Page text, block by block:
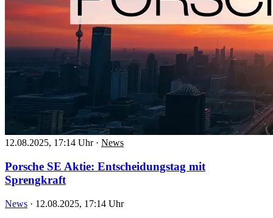
12.08.2025, 17:14 Uhr · News
Porsche SE Aktie: Entscheidungstag mit
Sprengkraft
News · 12.08.2025, 17:14 Uhr